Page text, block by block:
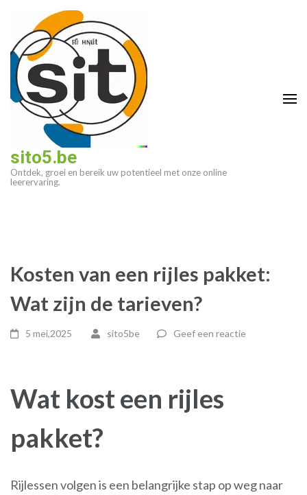
inhoud
(druk
enter)
sito5.be
Ontdek, groei en bereik uw potentieel met onze online
leerervaring.
Kosten van een rijles pakket:
Wat zijn de tarieven?
5 mei,2025 sito5be Geef een reactie
Wat kost een rijles
pakket?
Rijlessen volgen is een belangrijke stap op weg naar